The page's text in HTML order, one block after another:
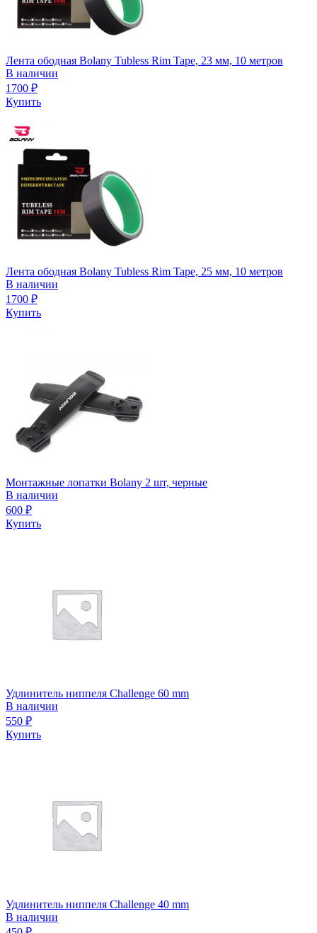
Лента ободная Bolany Tubless Rim Tape, 23 мм, 10 метров
В наличии
1700 ₽
Купить
Лента ободная Bolany Tubless Rim Tape, 25 мм, 10 метров
В наличии
1700 ₽
Купить
Монтажные лопатки Bolany 2 шт, черные
В наличии
600 ₽
Купить
Удлинитель ниппеля Challenge 60 mm
В наличии
550 ₽
Купить
Удлинитель ниппеля Challenge 40 mm
В наличии